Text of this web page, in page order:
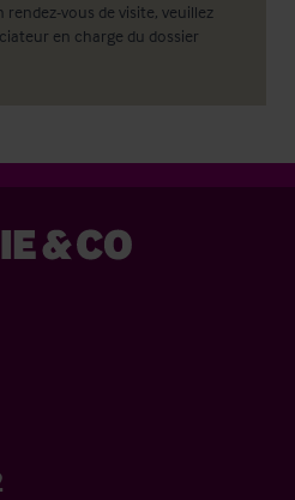
vous de visite, veuillez
en charge du dossier